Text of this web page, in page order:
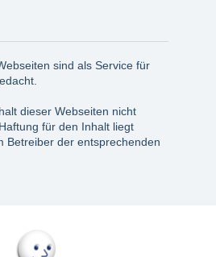
sind als Service für
dieser Webseiten nicht
für den Inhalt liegt
Betreiber der entsprechenden